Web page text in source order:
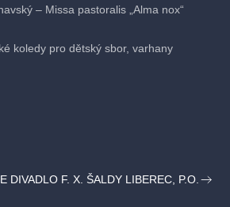
– Missa pastoralis „Alma nox“
koledy pro dětský sbor, varhany
koledy pro dětský sbor, varhany
DIVADLO F. X. ŠALDY LIBEREC, P.O.